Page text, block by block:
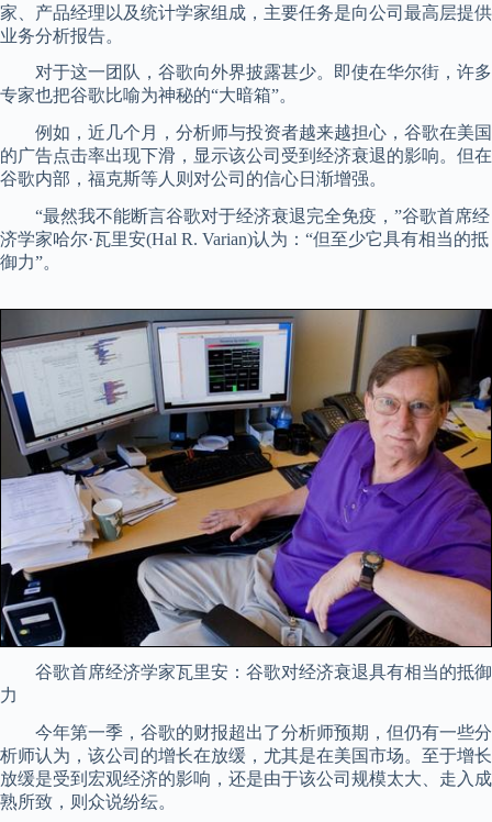
家、产品经理以及统计学家组成，主要任务是向公司最高层提供
业务分析报告。
对于这一团队，谷歌向外界披露甚少。即使在华尔街，许多
专家也把谷歌比喻为神秘的“大暗箱”。
例如，近几个月，分析师与投资者越来越担心，谷歌在美国
的广告点击率出现下滑，显示该公司受到经济衰退的影响。但在
谷歌内部，福克斯等人则对公司的信心日渐增强。
“最然我不能断言谷歌对于经济衰退完全免疫，”谷歌首席经
济学家哈尔·瓦里安(Hal R. Varian)认为：“但至少它具有相当的抵
御力”。
谷歌首席经济学家瓦里安：谷歌对经济衰退具有相当的抵御
力
今年第一季，谷歌的财报超出了分析师预期，但仍有一些分
析师认为，该公司的增长在放缓，尤其是在美国市场。至于增长
放缓是受到宏观经济的影响，还是由于该公司规模太大、走入成
熟所致，则众说纷纭。